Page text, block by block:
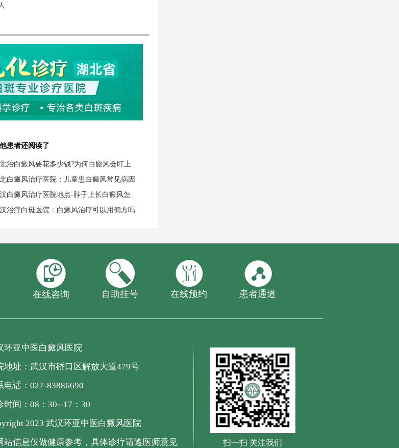
患者还阅读了
治白癜风要花多少钱?为何白癜风会盯上
白癜风治疗医院：儿童患白癜风常见病因
白癜风治疗医院地点-脖子上长白癜风怎
治疗白斑医院：白癜风治疗可以用偏方吗
在线咨询 自助挂号 在线预约 患者通道
环亚中医白癜风医院
地址：武汉市硚口区解放大道479号
电话：027-83886690
时间：08：30--17：30
2023 武汉环亚中医白癜风医院
站信息仅做健康参考，具体诊疗请遵医师意见
扫一扫 关注我们